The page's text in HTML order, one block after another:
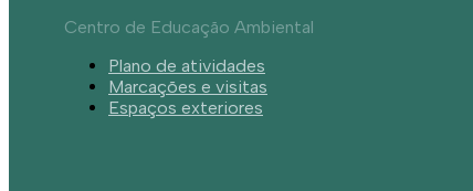
Centro de Educação Ambiental
Plano de atividades
Marcações e visitas
Espaços exteriores